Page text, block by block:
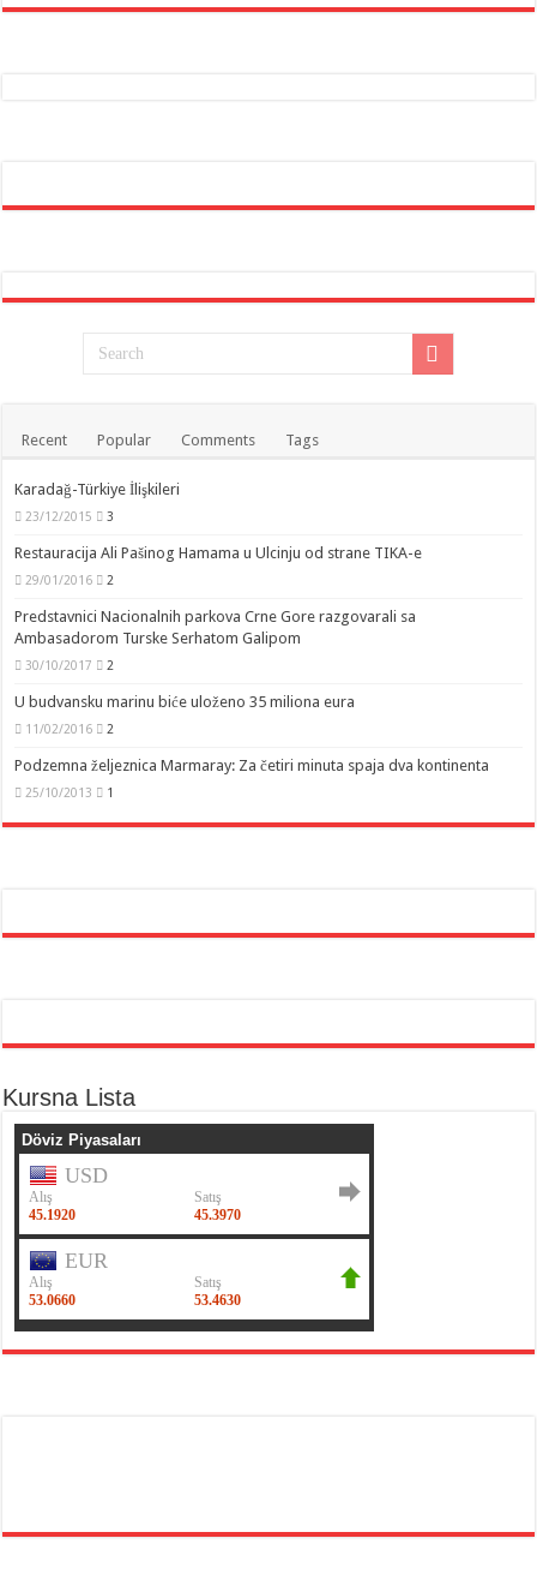
Recent Popular Comments Tags
Karadağ-Türkiye İlişkileri
23/12/2015 3
Restauracija Ali Pašinog Hamama u Ulcinju od strane TIKA-e
29/01/2016 2
Predstavnici Nacionalnih parkova Crne Gore razgovarali sa
Ambasadorom Turske Serhatom Galipom
30/10/2017 2
U budvansku marinu biće uloženo 35 miliona eura
11/02/2016 2
Podzemna željeznica Marmaray: Za četiri minuta spaja dva kontinenta
25/10/2013 1
Kursna Lista